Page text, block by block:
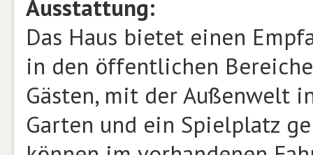
Ausstattung:
Das Haus bietet einen
in den öffentlichen
Gästen, mit der Außenwelt
Garten und ein Spielplatz